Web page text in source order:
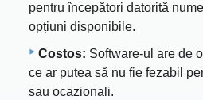
pentru începători datorită
opțiuni disponibile.
Costos: Software-ul are de
ce ar putea să nu fie fezabil
sau ocazionali.